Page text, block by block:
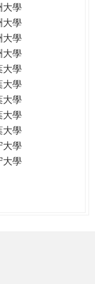
大學
大學
大學
大學
大學
大學
大學
大學
大學
大學
大學